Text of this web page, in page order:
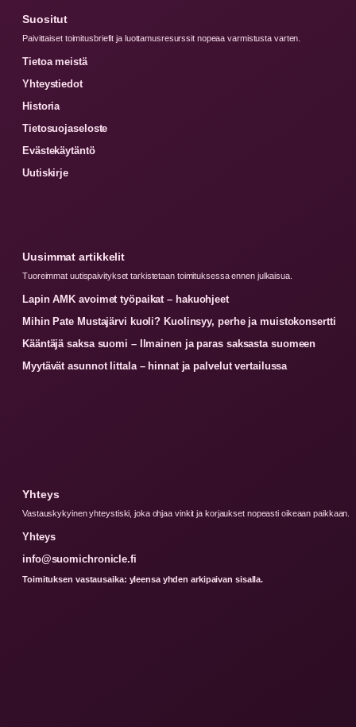
Suositut
Paivittaiset toimitusbriefit ja luottamusresurssit nopeaa varmistusta varten.
Tietoa meistä
Yhteystiedot
Historia
Tietosuojaseloste
Evästekäytäntö
Uutiskirje
Uusimmat artikkelit
Tuoreimmat uutispaivitykset tarkistetaan toimituksessa ennen julkaisua.
Lapin AMK avoimet työpaikat – hakuohjeet
Mihin Pate Mustajärvi kuoli? Kuolinsyy, perhe ja muistokonsertti
Kääntäjä saksa suomi – Ilmainen ja paras saksasta suomeen
Myytävät asunnot Iittala – hinnat ja palvelut vertailussa
Yhteys
Vastauskykyinen yhteystiski, joka ohjaa vinkit ja korjaukset nopeasti oikeaan paikkaan.
Yhteys
info@suomichronicle.fi
Toimituksen vastausaika: yleensa yhden arkipaivan sisalla.